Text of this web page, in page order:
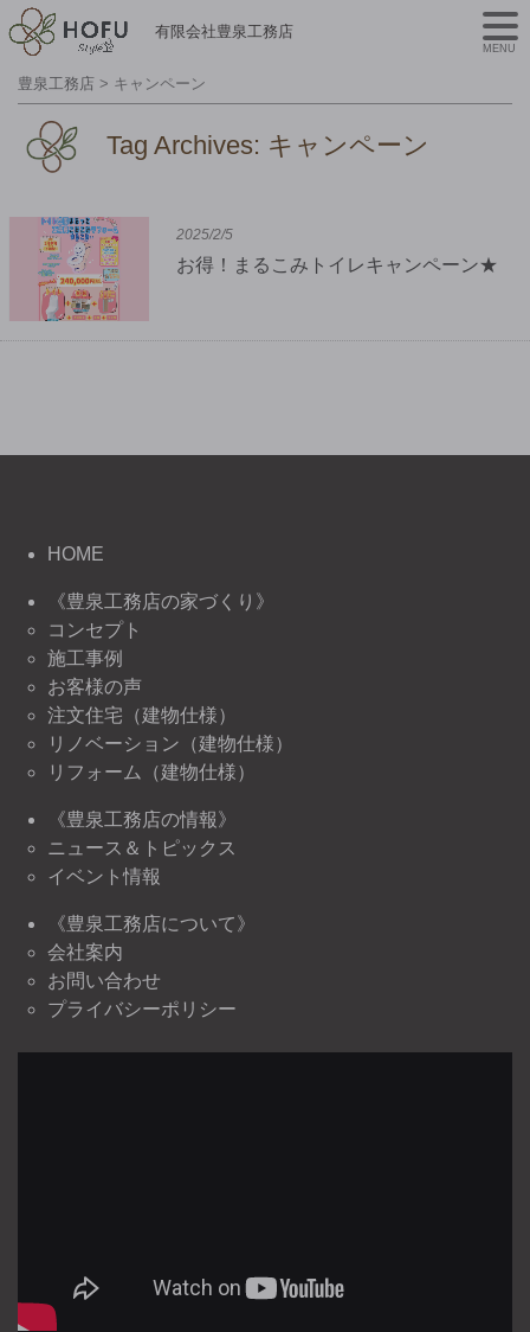
有限会社豊泉工務店
豊泉工務店 > キャンペーン
Tag Archives: キャンペーン
2025/2/5
お得！まるこみトイレキャンペーン★
MENU
HOME
《豊泉工務店の家づくり》
コンセプト
施工事例
お客様の声
注文住宅（建物仕様）
リノベーション（建物仕様）
リフォーム（建物仕様）
《豊泉工務店の情報》
ニュース＆トピックス
イベント情報
《豊泉工務店について》
会社案内
お問い合わせ
プライバシーポリシー